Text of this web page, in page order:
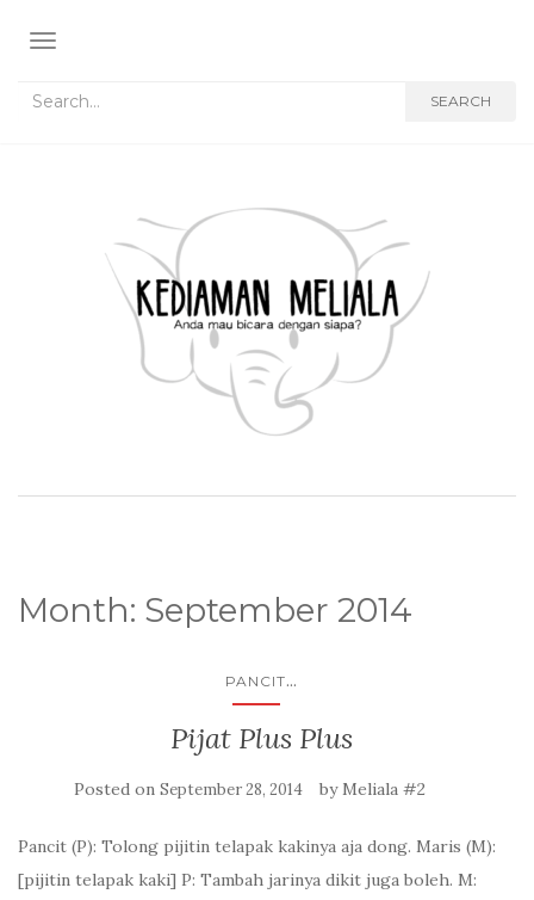
TOGGLE NAVIGATION
Search for: SEARCH
Month: September 2014
PANCIT...
Pijat Plus Plus
Posted on September 28, 2014 byMeliala #2
Pancit (P): Tolong pijitin telapak kakinya aja dong. Maris (M):
[pijitin telapak kaki] P: Tambah jarinya dikit juga boleh. M: